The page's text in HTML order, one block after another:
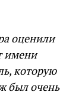
оценили
имени
которую
был очень